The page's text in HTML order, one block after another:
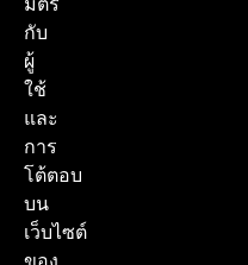
กับ
ผู้
ใช้
และ
การ
โต้ตอบ
บน
เว็บไซต์